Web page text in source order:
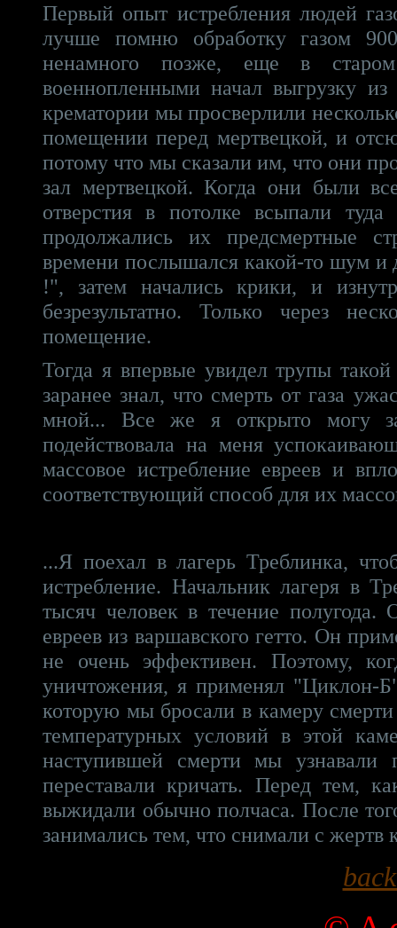
Первый опыт истребления людей
лучше помню обработку газом
ненамного позже, еще в
военнопленными начал выгрузку
крематории мы просверлили
помещении перед мертвецкой, и
потому что мы сказали им, что они
зал мертвецкой. Когда они были
отверстия в потолке всыпали
продолжались их предсмертные
времени послышался какой-то шум и
!", затем начались крики, и
безрезультатно. Только через
помещение.
Тогда я впервые увидел трупы
заранее знал, что смерть от газа
мной... Все же я открыто могу
подействовала на меня
массовое истребление евреев и
соответствующий способ для их
...Я поехал в лагерь Треблинка,
истребление. Начальник лагеря в
тысяч человек в течение полугода.
евреев из варшавского гетто. Он
не очень эффективен. Поэтому,
уничтожения, я применял "Циклон-
которую мы бросали в камеру
температурных условий в этой
наступившей смерти мы
переставали кричать. Перед тем,
выжидали обычно полчаса. После
занимались тем, что снимали с жертв